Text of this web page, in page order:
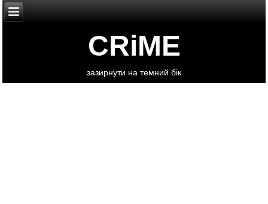
CRiME
зазирнути на темний бік